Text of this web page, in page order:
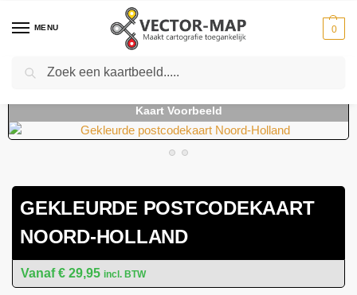
MENU 0
Home Kaarten - Provinciekaarten
GEKLEURDE POSTCODEKAART
NOORD-HOLLAND
€ 29,95 incl. BTW